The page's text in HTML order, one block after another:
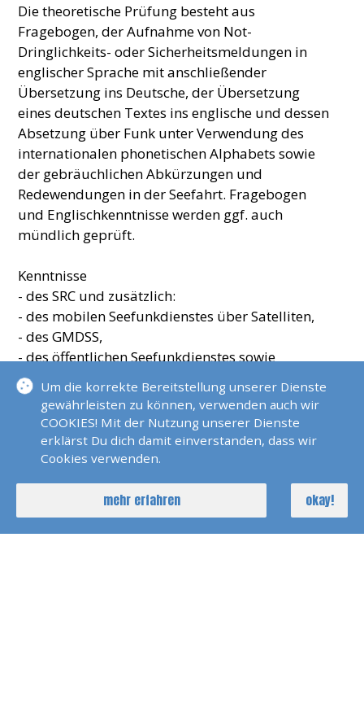
Die theoretische Prüfung besteht aus
Fragebogen, der Aufnahme von Not-
Dringlichkeits- oder Sicherheitsmeldungen in
englischer Sprache mit anschließender
Übersetzung ins Deutsche, der Übersetzung
eines deutschen Textes ins englische und dessen
Absetzung über Funk unter Verwendung des
internationalen phonetischen Alphabets sowie
der gebräuchlichen Abkürzungen und
Redewendungen in der Seefahrt. Fragebogen
und Englischkenntnisse werden ggf. auch
mündlich geprüft.
Kenntnisse
- des SRC und zusätzlich:
- des mobilen Seefunkdienstes über Satelliten,
- des GMDSS,
- des öffentlichen Seefunkdienstes sowie
- der englischen Sprache in Wort und Schrift zum
Austausch von Informationen auf See
sind nachzuweisen.
Praxis:
In der praktischen Prüfung müssen
Pflichtaufgaben (aus den Bereichen
terrestrischer Seefunk und Seefunk über
Um die korrekte Bereitstellung unserer Dienste
gewährleisten zu können, verwenden auch wir
COOKIES! Mit der Nutzung unserer Dienste
erklärst Du dich damit einverstanden, dass wir
Cookies verwenden.
mehr erfahren okay!